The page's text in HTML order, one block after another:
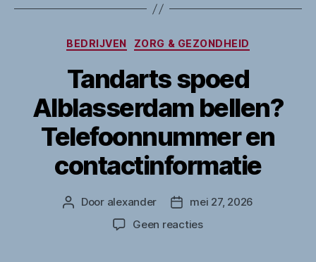
Categorieën
BEDRIJVEN ZORG & GEZONDHEID
Tandarts spoed
Alblasserdam bellen?
Telefoonnummer en
contactinformatie
Berichtauteur
Door alexander Berichtdatum
mei 27, 2026
Geen reactiesop